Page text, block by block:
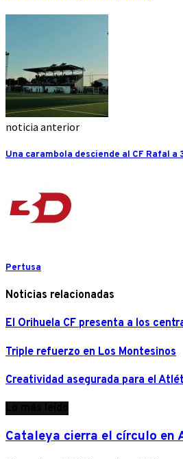
noticia anterior
Una carambola desciende al CF Rafal a
Pertusa
Noticias relacionadas
El Orihuela CF presenta a los
Triple refuerzo en Los Montesinos
Creatividad asegurada para el
Cataleya cierra el círculo en